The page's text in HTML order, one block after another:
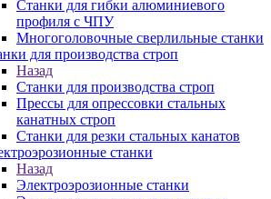
Станки для гибки алюминиевого
профиля с ЧПУ
Многоголовочные сверлильные станки
для производства строп
Назад
Станки для производства строп
Прессы для опрессовки стальных
канатных строп
Станки для резки стальных канатов
станки
Назад
Электроэрозионные станки